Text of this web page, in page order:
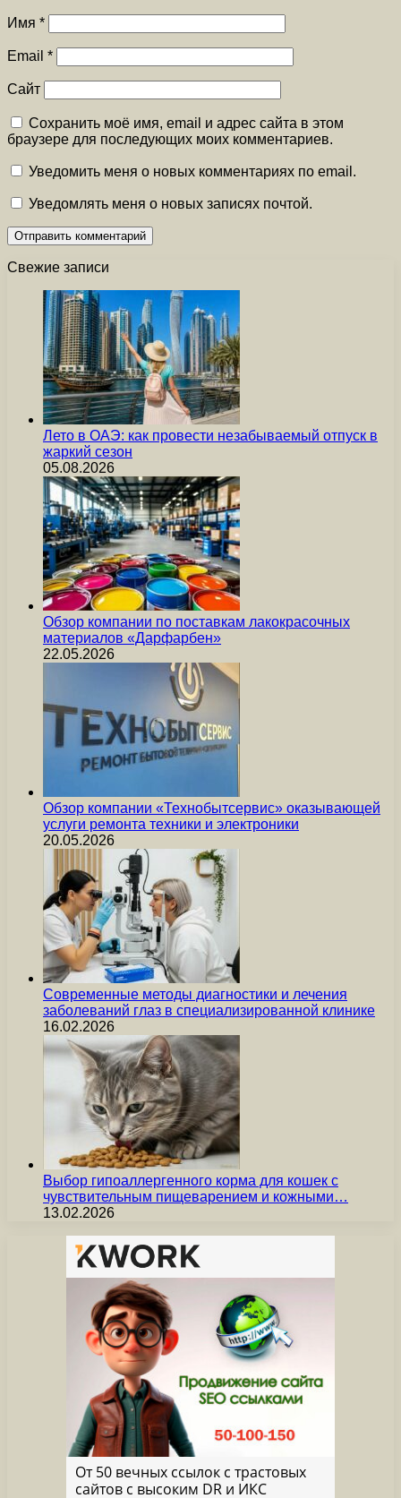
Имя *
Email *
Сайт
Сохранить моё имя, email и адрес сайта в этом
браузере для последующих моих комментариев.
Уведомить меня о новых комментариях по email.
Уведомлять меня о новых записях почтой.
Свежие записи
Лето в ОАЭ: как провести незабываемый отпуск в
жаркий сезон
05.08.2026
Обзор компании по поставкам лакокрасочных
материалов «Дарфарбен»
22.05.2026
Обзор компании «Технобытсервис» оказывающей
услуги ремонта техники и электроники
20.05.2026
Современные методы диагностики и лечения
заболеваний глаз в специализированной клинике
16.02.2026
Выбор гипоаллергенного корма для кошек с
чувствительным пищеварением и кожными…
13.02.2026